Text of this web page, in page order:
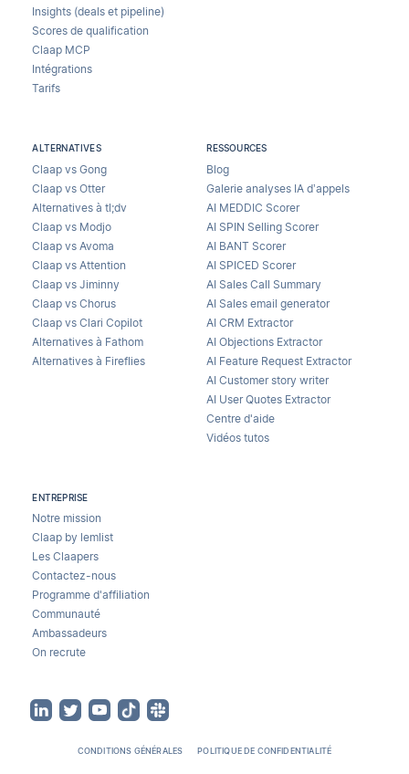
Insights (deals et pipeline)
Scores de qualification
Claap MCP
Intégrations
Tarifs
ALTERNATIVES
Claap vs Gong
Claap vs Otter
Alternatives à tl;dv
Claap vs Modjo
Claap vs Avoma
Claap vs Attention
Claap vs Jiminny
Claap vs Chorus
Claap vs Clari Copilot
Alternatives à Fathom
Alternatives à Fireflies
RESSOURCES
Blog
Galerie analyses IA d’appels
AI MEDDIC Scorer
AI SPIN Selling Scorer
AI BANT Scorer
AI SPICED Scorer
AI Sales Call Summary
AI Sales email generator
AI CRM Extractor
AI Objections Extractor
AI Feature Request Extractor
AI Customer story writer
AI User Quotes Extractor
Centre d'aide
Vidéos tutos
ENTREPRISE
Notre mission
Claap by lemlist
Les Claapers
Contactez-nous
Programme d'affiliation
Communauté
Ambassadeurs
On recrute
CONDITIONS GÉNÉRALES POLITIQUE DE CONFIDENTIALITÉ